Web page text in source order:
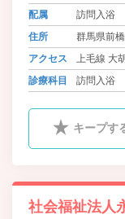
配属
訪問入浴
住所
群馬県前
アクセス
上毛線 大
診療科目
訪問入浴
キープす
社会福祉法人